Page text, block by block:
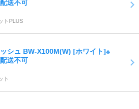
送不可
トPLUS
シュ BW-X100M(W) [ホワイト]※
送不可
ト